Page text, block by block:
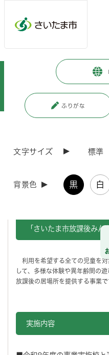
ふりがな
文字サイズ 標準
背景色 黒 白
子育て・教育 >
放課後児童クラブ・放課後子ども居
について
令和8年度 さいたま市
令和8年度のさいたま市放課後
込の手続き等につきましては、下
「さいたま市放課後みん
利用を希望する全ての児童を
して、多様な体験や異年齢間の
放課後の居場所を提供する事業で
実施内容